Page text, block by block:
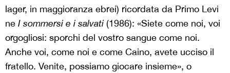
lager, in maggioranza ebrei) ricordata da Primo Levi
ne I sommersi e i salvati (1986): «Siete come noi, voi
orgogliosi: sporchi del vostro sangue come noi.
Anche voi, come noi e come Caino, avete ucciso il
fratello. Venite, possiamo giocare insieme», o